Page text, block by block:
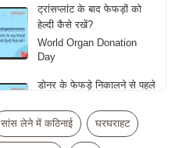
ट्रांसप्लांट के बाद फेफड़ों को
हेल्दी कैसे रखें?
World Organ Donation
Day
डोनर के फेफड़े निकालने से पहले
World Organ Donation
सांस लेने में कठिनाई घरघराहट